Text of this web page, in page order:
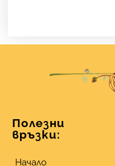
Полезни
връзки:
Начало